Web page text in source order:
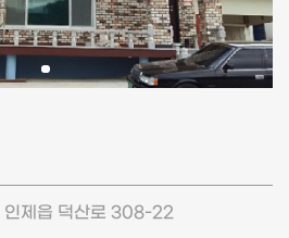
인제읍 덕산로 308-22